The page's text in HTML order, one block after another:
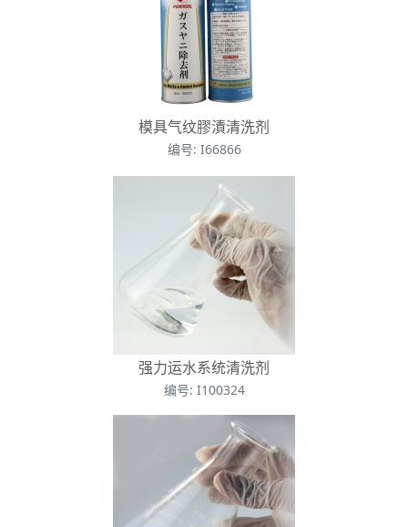
模具气纹膠漬清洗剂
编号: I66866
强力运水系统清洗剂
编号: I100324